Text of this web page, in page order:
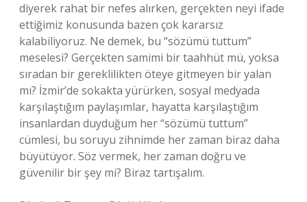
diyerek rahat bir nefes alırken, gerçekten neyi ifade
ettiğimiz konusunda bazen çok kararsız
kalabiliyoruz. Ne demek, bu “sözümü tuttum”
meselesi? Gerçekten samimi bir taahhüt mü, yoksa
sıradan bir gereklilikten öteye gitmeyen bir yalan
mı? İzmir’de sokakta yürürken, sosyal medyada
karşılaştığım paylaşımlar, hayatta karşılaştığım
insanlardan duyduğum her “sözümü tuttum”
cümlesi, bu soruyu zihnimde her zaman biraz daha
büyütüyor. Söz vermek, her zaman doğru ve
güvenilir bir şey mi? Biraz tartışalım.